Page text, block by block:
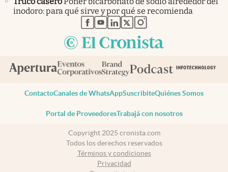
inodoro: para qué sirve y por qué se recomienda
abre en nueva pestaña
abre en nueva pestaña
abre en nueva pestaña
abre en nueva pestaña
abre en nueva pestaña
ContactoCanales de WhatsAppSuscribiteQuiénes Somos
Portal de ProveedoresTrabajá con nosotros
Copyright 2025 cronista.com
Todos los derechos reservados
Términos y condiciones
Privacidad